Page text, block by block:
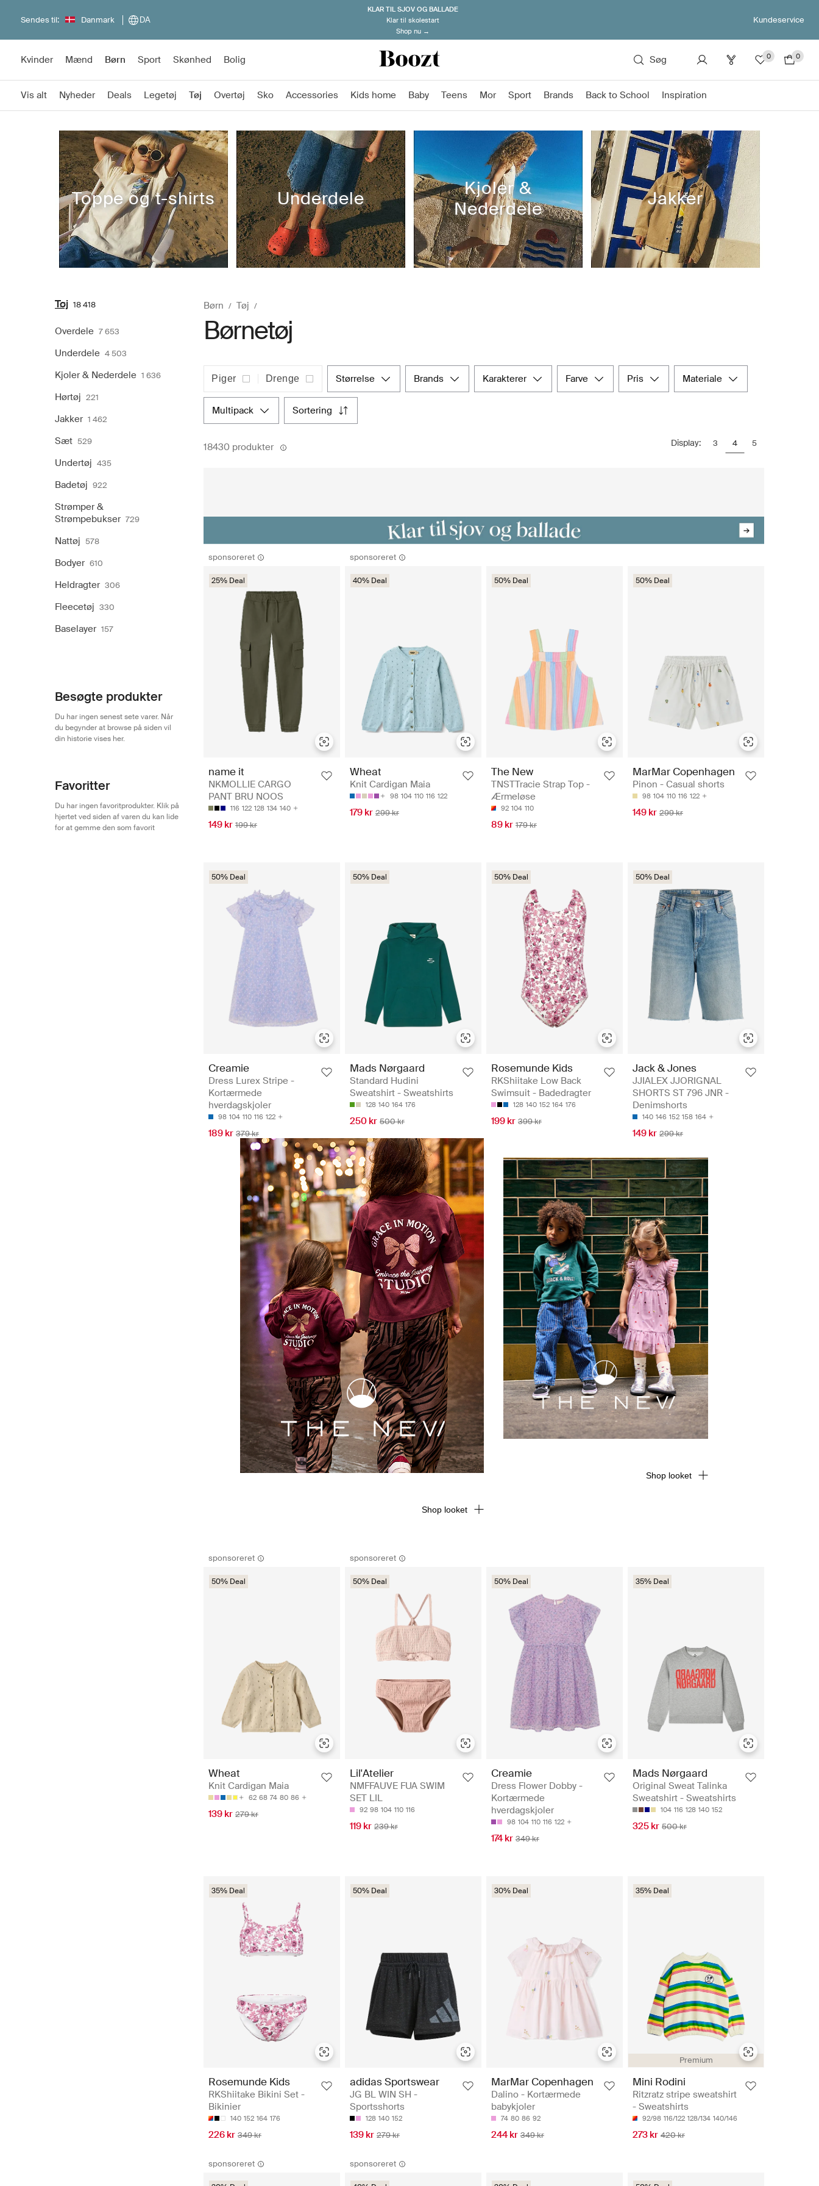
Sendes til: Danmark DA
KLAR TIL SJOV OG BALLADE
Klar til skolestart
Shop nu →
Kundeservice
Kvinder Mænd Børn Sport Skønhed Bolig Søg 0 0
Vis alt Nyheder Deals Legetøj Tøj Overtøj Sko Accessories Kids home Baby Teens Mor Sport Brands Back to School Inspiration
Toppe og t-shirts Underdele
Kjoler &
Nederdele
Jakker
Tøj 18 418
Overdele 7 653
Underdele 4 503
Kjoler & Nederdele 1 636
Hørtøj 221
Jakker 1 462
Sæt 529
Undertøj 435
Badetøj 922
Strømper &
Strømpebukser 729
Nattøj 578
Bodyer 610
Heldragter 306
Fleecetøj 330
Baselayer 157
Besøgte produkter
Du har ingen senest sete varer. Når
du begynder at browse på siden vil
din historie vises her.
Favoritter
Du har ingen favoritprodukter. Klik på
hjertet ved siden af varen du kan lide
for at gemme den som favorit
Børn Tøj
Børnetøj
Piger Drenge størrelse brands karakterer farve pris materiale
multipack sortering
18430 produkter Display: 3 4 5
sponsoreret
25% Deal
name it
NKMOLLIE CARGO
PANT BRU NOOS
116 122 128 134 140
149 kr 199 kr
sponsoreret
40% Deal
Wheat
Knit Cardigan Maia
98 104 110 116 122
179 kr 299 kr
50% Deal
The New
TNSTTracie Strap Top -
Ærmeløse
92 104 110
89 kr 179 kr
50% Deal
MarMar Copenhagen
Pinon - Casual shorts
98 104 110 116 122
149 kr 299 kr
50% Deal
Creamie
Dress Lurex Stripe -
Kortærmede
hverdagskjoler
98 104 110 116 122
189 kr 379 kr
50% Deal
Mads Nørgaard
Standard Hudini
Sweatshirt - Sweatshirts
128 140 164 176
250 kr 500 kr
50% Deal
Rosemunde Kids
RKShiitake Low Back
Swimsuit - Badedragter
128 140 152 164 176
199 kr 399 kr
50% Deal
Jack & Jones
JJIALEX JJORIGNAL
SHORTS ST 796 JNR -
Denimshorts
140 146 152 158 164
149 kr 299 kr
sponsoreret
50% Deal
Wheat
Knit Cardigan Maia
62 68 74 80 86
139 kr 279 kr
sponsoreret
50% Deal
Lil'Atelier
NMFFAUVE FUA SWIM
SET LIL
92 98 104 110 116
119 kr 239 kr
50% Deal
Creamie
Dress Flower Dobby -
Kortærmede
hverdagskjoler
98 104 110 116 122
174 kr 349 kr
35% Deal
Mads Nørgaard
Original Sweat Talinka
Sweatshirt - Sweatshirts
104 116 128 140 152
325 kr 500 kr
35% Deal
Rosemunde Kids
RKShiitake Bikini Set -
Bikinier
140 152 164 176
226 kr 349 kr
50% Deal
adidas Sportswear
JG BL WIN SH -
Sportsshorts
128 140 152
139 kr 279 kr
30% Deal
MarMar Copenhagen
Dalino - Kortærmede
babykjoler
74 80 86 92
244 kr 349 kr
Premium
35% Deal
Mini Rodini
Ritzratz stripe sweatshirt
- Sweatshirts
92/98 116/122 128/134 140/146
273 kr 420 kr
sponsoreret sponsoreret
Shop looket
Shop looket